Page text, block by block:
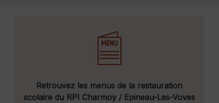
Retrouvez les menus de la restauration
scolaire du RPI Charmoy / Epineau-Les-Voves